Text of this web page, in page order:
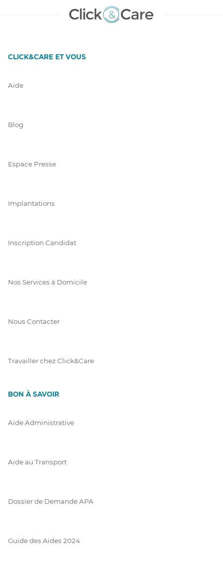
CLICK&CARE ET VOUS
Aide
Blog
Espace Presse
Implantations
Inscription Candidat
Nos Services à Domicile
Nous Contacter
Travailler chez Click&Care
BON À SAVOIR
Aide Administrative
Aide au Transport
Dossier de Demande APA
Guide des Aides 2024